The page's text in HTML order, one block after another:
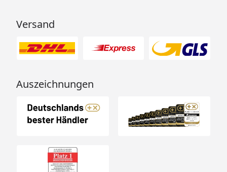
Wolff Finnhaus Premium Metall Gartenhaus
Thorin 3824 Montageanleitung
Versand
Auszeichnungen